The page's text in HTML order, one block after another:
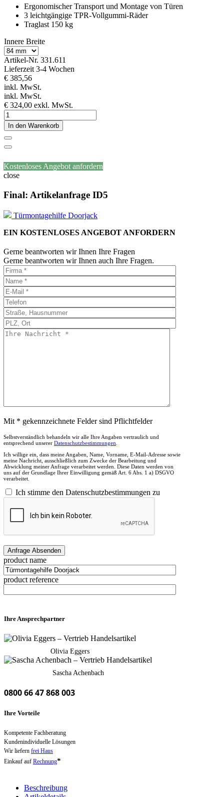
Ergonomischer Transport und Montage von Türen
3 leichtgängige TPR-Vollgummi-Räder
Traglast 150 kg
Innere Breite
Artikel-Nr. 331.611
Lieferzeit 3-4 Wochen
€ 385,56
inkl. MwSt.
inkl. MwSt.
€ 324,00 exkl. MwSt.
In den Warenkorb
Kostenloses Angebot anfordern
close
Final: Artikelanfrage ID5
Türmontagehilfe Doorjack
EIN KOSTENLOSES ANGEBOT ANFORDERN
Gerne beantworten wir Ihnen Ihre Fragen
Gerne beantworten wir Ihnen auch Ihre Fragen.
Mit * gekennzeichnete Felder sind Pflichtfelder
Selbstverständlich behandeln wir alle Ihre Angaben vertraulich und
entsprechend unserer Datenschutzbestimmungen
Ich willige ein, dass meine Angaben, Name, Vorname, E-Mail-Adresse sowie
meine Nachricht, ausschließlich zum Zwecke der Bearbeitung und
Abwicklung meiner Anfrage verarbeitet werden. Diese Daten werden von
uns auf der Grundlage Ihrer Einwilligung gemäß Art. 6 Abs. 1 a) DSGVO
verarbeitet.
Ich stimme den Datenschutzbestimmungen zu
product name
product reference
Ihre Ansprechpartner
Olivia Eggers
Sascha Achenbach
0800 66 47 868 003
Ihre Vorteile
Kompetente Fachberatung
Kundenindividuelle Lösungen
Wir liefern frei Haus
Einkauf auf Rechnung*
Beschreibung